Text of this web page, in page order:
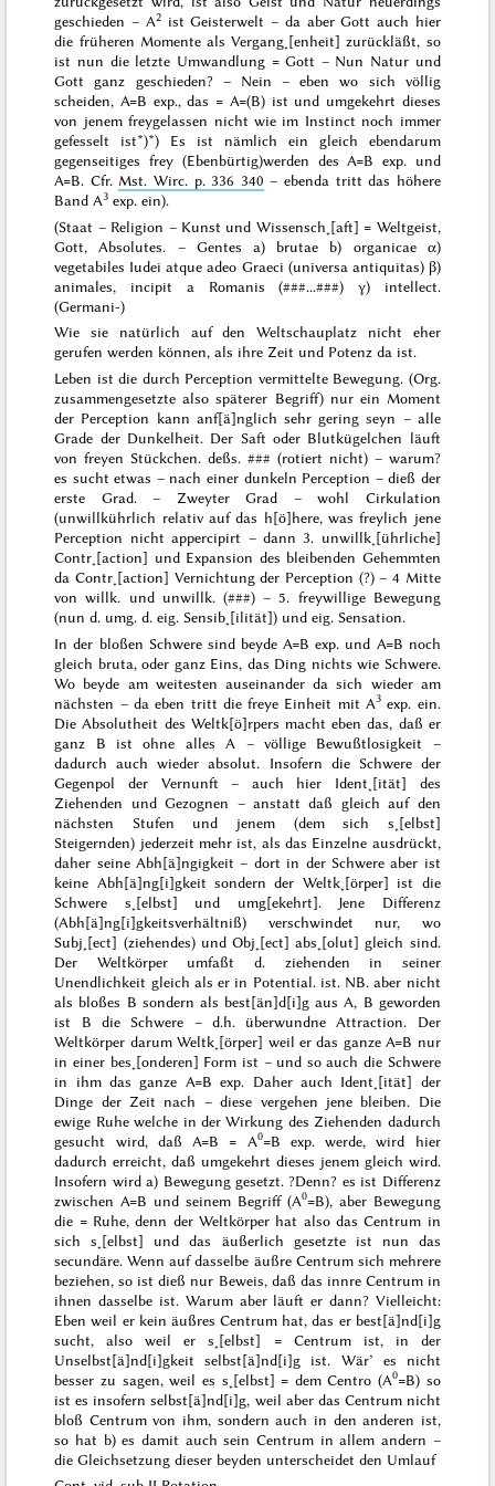
geschieden – A2ist Geisterwelt – da aber Gott auch hier
die früheren Momente als Vergang˖[enheit] zurückläßt, so
ist nun die letzte Umwandlung = Gott – Nun Natur und
Gott ganz geschieden? – Nein – eben wo sich völlig
scheiden, A=B exp., das = A=(B) ist und umgekehrt dieses
von jenem freygelassen nicht wie im Instinct noch immer
gefesselt ist*)*) Es ist nämlich ein gleich ebendarum
gegenseitiges frey (Ebenbürtig)werden des A=B exp. und
A=B. Cfr. Mst. Wirc. p. 336 340 – ebenda tritt das höhere
Band A3 exp. ein).
(Staat – Religion – Kunst und Wissensch˖[aft] = Weltgeist,
Gott, Absolutes. – Gentes a) brutae b) organicae α)
vegetabiles Iudei atque adeo Graeci (universa antiquitas)β)
animales, incipit a Romanis (###...###) γ) intellect.
(Germani-)
Wie sie natürlich auf den Weltschauplatz nicht eher
gerufen werden können, als ihre Zeit und Potenzda ist.
Leben ist die durch Perception vermittelte Bewegung. (Org.
zusammengesetzte also späterer Begriff) nur ein Moment
der Perception kann anf[ä]nglich sehr gering seyn – alle
Grade der Dunkelheit. Der Saft oder Blutkügelchen läuft
von freyen Stückchen.deßs. ### (rotiert nicht) – warum?
es sucht etwas – nach einer dunkeln Perception – dieß der
erste Grad. – Zweyter Grad – wohl Cirkulation
(unwillkührlich relativ auf das h[ö]here, was freylich jene
Perception nicht appercipirt – dann 3. unwillk˖[ührliche]
Contr˖[action] und Expansion des bleibenden Gehemmten
da Contr˖[action] Vernichtung der Perception (?) – 4 Mitte
von willk. und unwillk. (###) – 5. freywillige Bewegung
(nun d. umg. d. eig. Sensib˖[ilität]) und eig. Sensation.
In der bloßen Schwere sind beyde A=B exp. und A=B noch
gleich bruta, oder ganz Eins, das Ding nichts wie Schwere.
Wo beyde am weitesten auseinander da sich wieder am
nächsten – da eben tritt die freye Einheit mit A3 exp. ein.
Die Absolutheit des Weltk[ö]rpers macht eben das, daß er
ganz B ist ohne alles A – völlige Bewußtlosigkeit –
dadurch auch wieder absolut. Insofern die Schwere der
Gegenpol der Vernunft – auch hier Ident˖[ität] des
Ziehenden und Gezognen – anstatt daß gleich auf den
nächsten Stufen und jenem (dem sich s˖[elbst]
Steigernden) jederzeit mehr ist, als das Einzelne ausdrückt,
daher seineAbh[ä]ngigkeit – dort in der Schwereaber ist
keine Abh[ä]ng[i]gkeit sondern der Weltk˖[örper] ist die
Schwere s˖[elbst] und umg[ekehrt]. Jene Differenz
(Abh[ä]ng[i]gkeitsverhältniß) verschwindet nur, wo
Subj˖[ect] (ziehendes) und Obj˖[ect] abs˖[olut] gleich sind.
Der Weltkörper umfaßt d. ziehenden in seiner
Unendlichkeit gleich als er in Potential. ist. NB. aber nicht
als bloßes B sondern als best[än]d[i]g aus A, B geworden
ist B die Schwere – d.h. überwundne Attraction. Der
Weltkörper darumWeltk˖[örper] weil er das ganzeA=B nur
in einer bes˖[onderen] Form ist – und so auch die Schwere
in ihm dasganze A=B exp. Daher auch Ident˖[ität] der
Dinge der Zeit nach – diese vergehen jene bleiben. Die
ewige Ruhe welche in der Wirkung des Ziehenden dadurch
gesucht wird, daß A=B = A0=B exp. werde, wird hier
dadurch erreicht, daß umgekehrt dieses jenem gleich wird.
Insofern wird a) Bewegung gesetzt. ?Denn? es ist Differenz
zwischen A=B und seinem Begriff (A0=B), aber Bewegung
die = Ruhe, denn der Weltkörper hat also das Centrum in
sich s˖[elbst] und das äußerlich gesetzte ist nun das
secundäre. Wenn auf dasselbe äußre Centrum sich mehrere
beziehen, so ist dieß nur Beweis, daß das innre Centrum in
ihnen dasselbe ist. Warum aber läuft er dann? Vielleicht:
Eben weil er kein äußres Centrum hat, das er best[ä]nd[i]g
sucht, alsoweil er s˖[elbst] = Centrum ist, in der
Unselbst[ä]nd[i]gkeit selbst[ä]nd[i]g ist. Wär’ es nicht
besser zu sagen, weil es s˖[elbst] = dem Centro (A0=B) so
ist es insofern selbst[ä]nd[i]g, weil aber das Centrum nicht
bloß Centrum von ihm, sondern auch in den anderen ist,
so hat b)es damit auch sein Centrum in allem andern –
die Gleichsetzung dieser beyden unterscheidet den Umlauf